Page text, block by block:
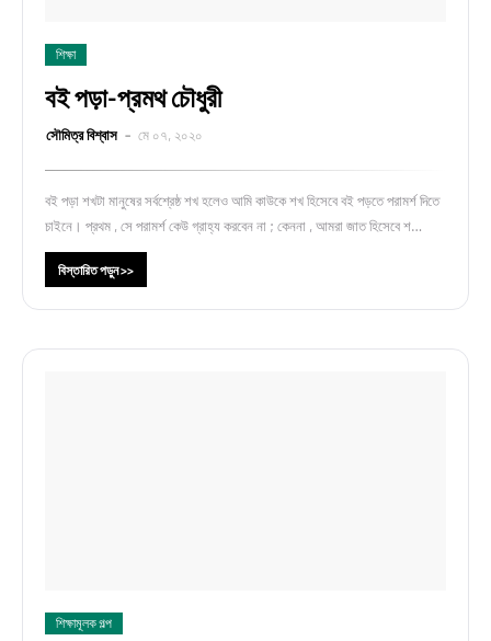
শিক্ষা
বই পড়া-প্রমথ চৌধুরী
সৌমিত্র বিশ্বাস মে ০৭, ২০২০
বই পড়া শখটা মানুষের সর্বশ্রেষ্ঠ শখ হলেও আমি কাউকে শখ হিসেবে বই পড়তে পরামর্শ দিতে
চাইনে। প্রথম , সে পরামর্শ কেউ গ্রাহ্য করবেন না ; কেননা , আমরা জাত হিসেবে শ…
বিস্তারিত পড়ুন >>
শিক্ষামূলক গল্প